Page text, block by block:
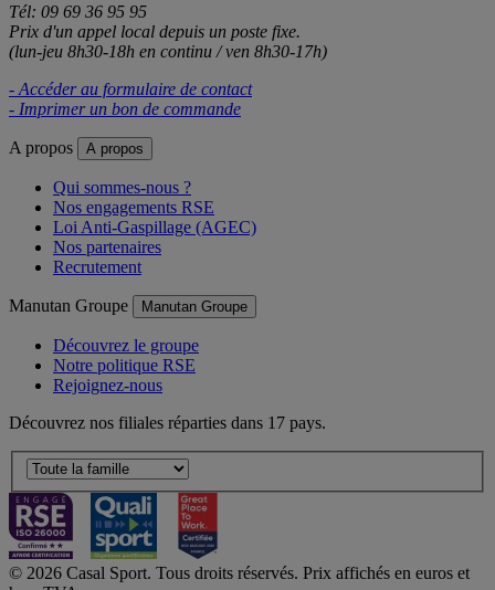
Tél: 09 69 36 95 95
Prix d'un appel local depuis un poste fixe.
(lun-jeu 8h30-18h en continu / ven 8h30-17h)
- Accéder au formulaire de contact
- Imprimer un bon de commande
A propos A propos
Qui sommes-nous ?
Nos engagements RSE
Loi Anti-Gaspillage (AGEC)
Nos partenaires
Recrutement
Manutan Groupe Manutan Groupe
Découvrez le groupe
Notre politique RSE
Rejoignez-nous
Découvrez nos filiales réparties dans 17 pays.
© 2026 Casal Sport. Tous droits réservés. Prix affichés en euros et